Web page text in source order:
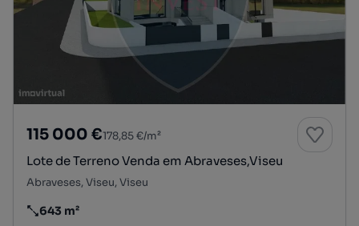
115 000 €178,85 €/m²
Lote de Terreno Venda em Abraveses,Viseu
Abraveses, Viseu, Viseu
Preço por metro quadrado
643 m²